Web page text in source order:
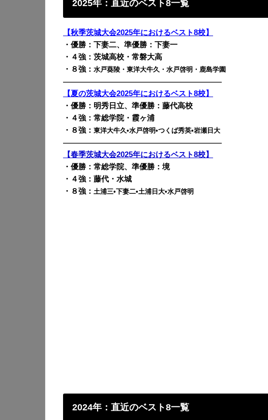
2025年：直近のベスト8一覧
【秋季茨城大会2025年におけるベスト8校】
・優勝：下妻二、準優勝：下妻一
・４強：茨城高校・常磐大高
・８強： 水戸葵陵・東洋大牛久・水戸啓明・鹿島学園
————————————————————————
【夏の茨城大会2025年におけるベスト8校】
・優勝：明秀日立、準優勝：藤代高校
・４強：常総学院・霞ヶ浦
・８強： 東洋大牛久•水戸啓明•つくば秀英•岩瀬日大
————————————————————————
【春季茨城大会2025年におけるベスト8校】
・優勝：常総学院、準優勝：境
・４強：藤代・水城
・８強： 土浦三•下妻二•土浦日大•水戸啓明
2024年：直近のベスト8一覧